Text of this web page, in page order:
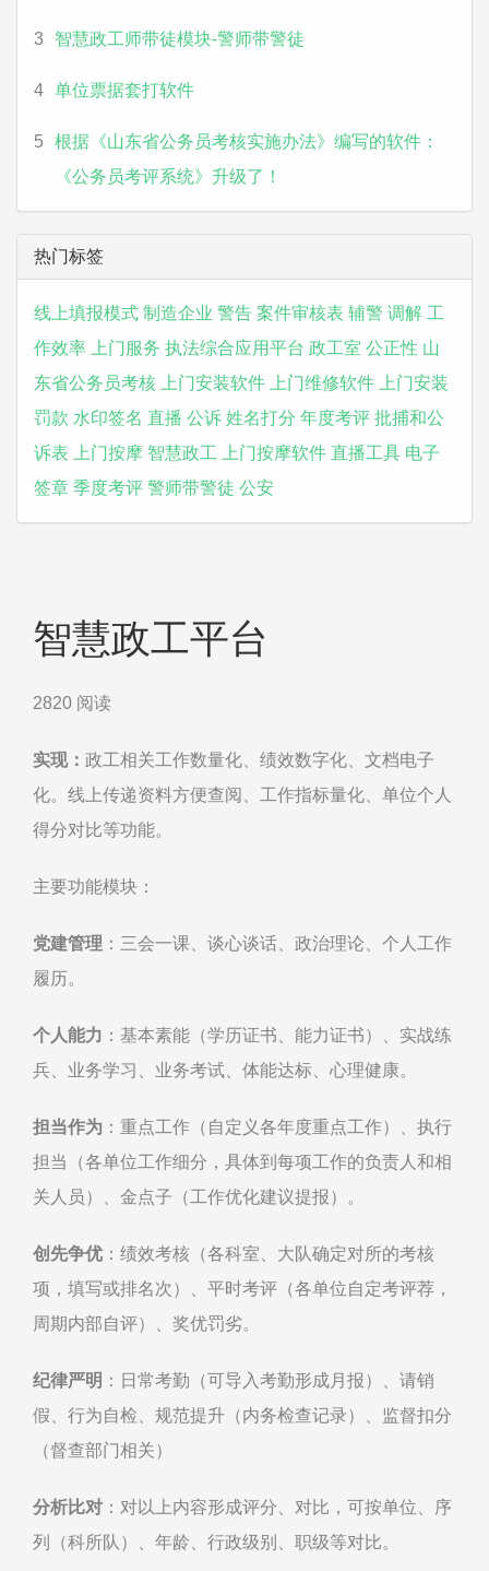
3 智慧政工师带徒模块-警师带警徒
4 单位票据套打软件
5
根据《山东省公务员考核实施办法》编写的软件：
《公务员考评系统》升级了！
热门标签
线上填报模式 制造企业 警告 案件审核表 辅警 调解 工
作效率
上门服务 执法综合应用平台 政工室 公正性 山
东省公务员考核
上门安装软件 上门维修软件
上门安装
罚款 水印签名 直播 公诉 姓名打分 年度考评 批捕和公
诉表
上门按摩 智慧政工 上门按摩软件 直播工具 电子
签章 季度考评 警师带警徒 公安
智慧政工平台
2820 阅读
实现： 政工相关工作数量化、绩效数字化、文档电子
化。线上传递资料方便查阅、工作指标量化、单位个人
得分对比等功能。
主要功能模块：
党建管理 ：三会一课、谈心谈话、政治理论、个人工作
履历。
个人能力 ：基本素能（学历证书、能力证书）、实战练
兵、业务学习、业务考试、体能达标、心理健康。
担当作为 ：重点工作（自定义各年度重点工作）、执行
担当（各单位工作细分，具体到每项工作的负责人和相
关人员）、金点子（工作优化建议提报）。
创先争优 ：绩效考核（各科室、大队确定对所的考核
项，填写或排名次）、平时考评（各单位自定考评荐，
周期内部自评）、奖优罚劣。
纪律严明 ：日常考勤（可导入考勤形成月报）、请销
假、行为自检、规范提升（内务检查记录）、监督扣分
（督查部门相关）
分析比对 ：对以上内容形成评分、对比，可按单位、序
列（科所队）、年龄、行政级别、职级等对比。